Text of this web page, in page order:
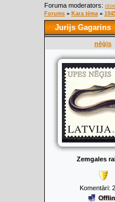
Foruma moderators:
Forums » Kara tēma »
Jurijs Gagarins
nēģis
Zemgales
Komentāri: